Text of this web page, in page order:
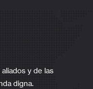
y de las
digna.